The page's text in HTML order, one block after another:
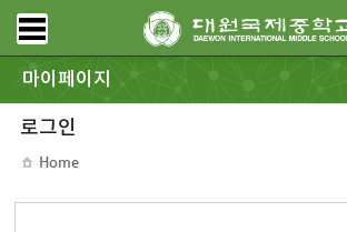
마이페이지
로그인
Home